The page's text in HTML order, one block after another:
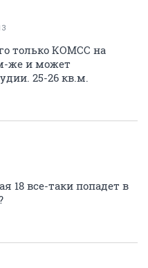
только КОМСС на
же и может
25-26 кв.м.
18 все-таки попадет в